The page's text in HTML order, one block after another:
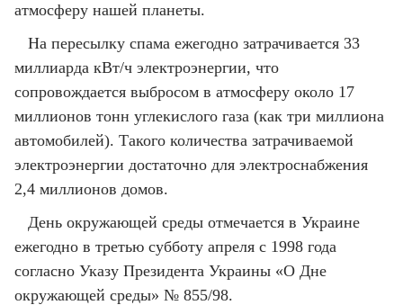
атмосферу нашей планеты.
На пересылку спама ежегодно затрачивается 33
миллиарда кВт/ч электроэнергии, что
сопровождается выбросом в атмосферу около 17
миллионов тонн углекислого газа (как три миллиона
автомобилей). Такого количества затрачиваемой
электроэнергии достаточно для электроснабжения
2,4 миллионов домов.
День окружающей среды отмечается в Украине
ежегодно в третью субботу апреля с 1998 года
согласно Указу Президента Украины «О Дне
окружающей среды» № 855/98.